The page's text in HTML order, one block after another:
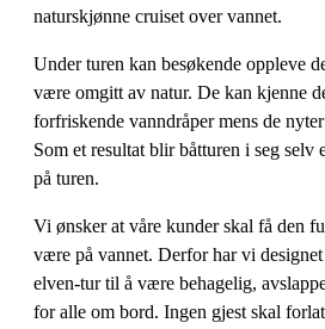
naturskjønne cruiset over vannet.
Under turen kan besøkende oppleve
være omgitt av natur. De kan kjenne
forfriskende vanndråper mens de
Som et resultat blir båtturen i seg selv
på turen.
Vi ønsker at våre kunder skal få den
være på vannet. Derfor har vi
elven-tur til å være behagelig,
for alle om bord. Ingen gjest skal